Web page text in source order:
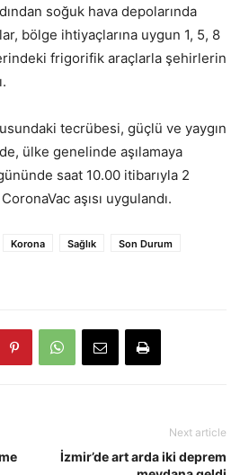
soğuk hava depolarında
bölge ihtiyaçlarına uygun 1, 5, 8
frigorifik araçlarla şehirlerin
tecrübesi, güçlü ve yaygın
ülke genelinde aşılamaya
saat 10.00 itibarıyla 2
aşısı uygulandı.
Korona Sağlık
Son Durum
Next article
İzmir’de art arda iki deprem